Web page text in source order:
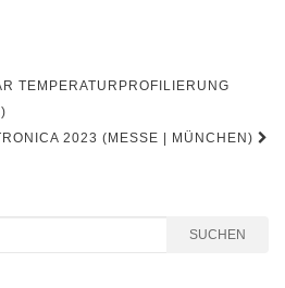
TEMPERATURPROFILIERUNG
2023 (MESSE | MÜNCHEN)
SUCHEN